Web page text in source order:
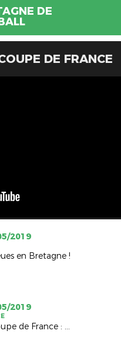
DE
DE FRANCE
2019
en Bretagne !
2019
Finale de la Coupe de France : Ambiance !